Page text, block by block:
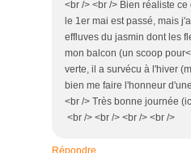
<br /> <br /> Bien réaliste
le 1er mai est passé, mais
effluves du jasmin dont les
mon balcon (un scoop
verte, il a survécu à l'hiver
bien me faire l'honneur
<br /> Très bonne journée
<br /> <br /> <br /> <br />
Répondre